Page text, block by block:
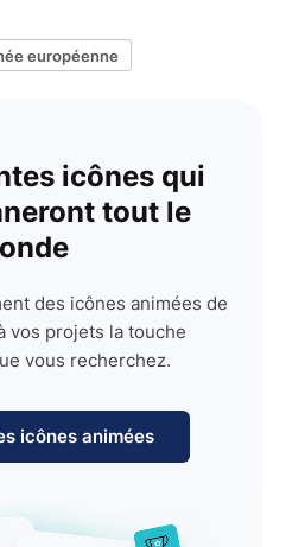
européenne
icônes qui
tout le
des icônes animées de
vos projets la touche
vous recherchez.
icônes animées